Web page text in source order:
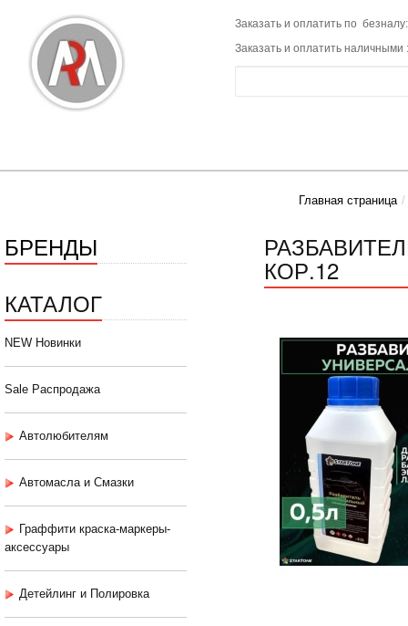
Заказать и оплатить по
Заказать и оплатить наличными
Главная страница
БРЕНДЫ
КАТАЛОГ
NEW Новинки
Sale Распродажа
Автолюбителям
Автомасла и Смазки
Граффити краска-маркеры-
аксессуары
Детейлинг и Полировка
КОР.12